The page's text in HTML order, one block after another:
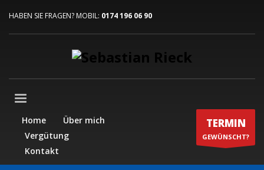
HABEN SIE FRAGEN? MOBIL: 0174 196 06 90
Home
Über mich
Vergütung
Kontakt
TERMIN
GEWÜNSCHT?